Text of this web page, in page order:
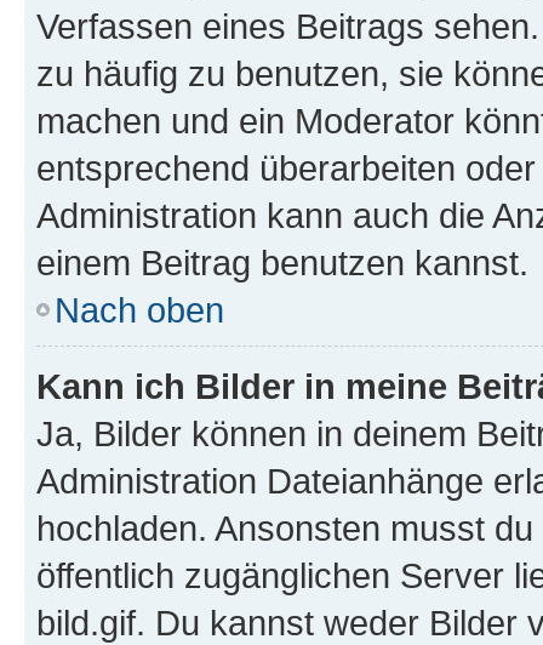
Verfassen eines Beitrags
zu häufig zu benutzen, sie
machen und ein Moderator
entsprechend überarbeiten
Administration kann auch die
einem Beitrag benutzen kannst.
Nach oben
Kann ich Bilder in meine
Ja, Bilder können in deinem
Administration Dateianhänge
hochladen. Ansonsten musst
öffentlich zugänglichen Server
bild.gif. Du kannst weder Bilder